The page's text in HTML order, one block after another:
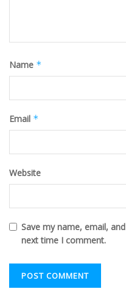
Name *
Email *
Website
Save my name, email,
next time I comment.